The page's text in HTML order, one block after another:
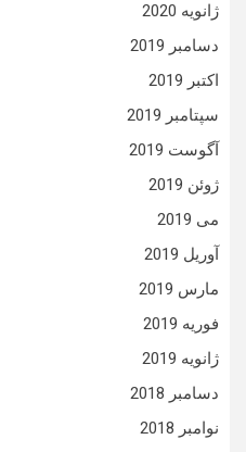
ژانویه 2020
دسامبر 2019
اکتبر 2019
سپتامبر 2019
آگوست 2019
ژوئن 2019
می 2019
آوریل 2019
مارس 2019
فوریه 2019
ژانویه 2019
دسامبر 2018
نوامبر 2018